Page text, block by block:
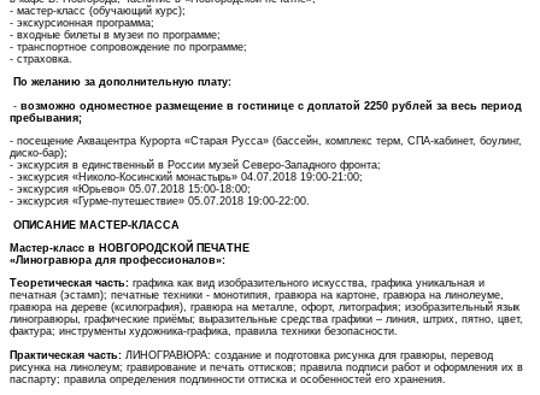
- мастер-класс (обучающий курс);
- экскурсионная программа;
- входные билеты в музеи по программе;
- транспортное сопровождение по программе;
- страховка.
По желанию за дополнительную плату:
- возможно одноместное размещение в гостинице с доплатой 2250 рублей за весь период
пребывания;
- посещение Аквацентра Курорта «Старая Русса» (бассейн, комплекс терм, СПА-кабинет, боулинг,
диско-бар);
- экскурсия в единственный в России музей Северо-Западного фронта;
- экскурсия «Николо-Косинский монастырь» 04.07.2018 19:00-21:00;
- экскурсия «Юрьево» 05.07.2018 15:00-18:00;
- экскурсия «Гурме-путешествие» 05.07.2018 19:00-22:00.
ОПИСАНИЕ МАСТЕР-КЛАССА
Мастер-класс в НОВГОРОДСКОЙ ПЕЧАТНЕ
«Линогравюра для профессионалов»:
Теоретическая часть: графика как вид изобразительного искусства, графика уникальная и
печатная (эстамп); печатные техники - монотипия, гравюра на картоне, гравюра на линолеуме,
гравюра на дереве (ксилография), гравюра на металле, офорт, литография; изобразительный язык
линогравюры, графические приёмы; выразительные средства графики – линия, штрих, пятно, цвет,
фактура; инструменты художника-графика, правила техники безопасности.
Практическая часть: ЛИНОГРАВЮРА: создание и подготовка рисунка для гравюры, перевод
рисунка на линолеум; гравирование и печать оттисков; правила подписи работ и оформления их в
паспарту; правила определения подлинности оттиска и особенностей его хранения.